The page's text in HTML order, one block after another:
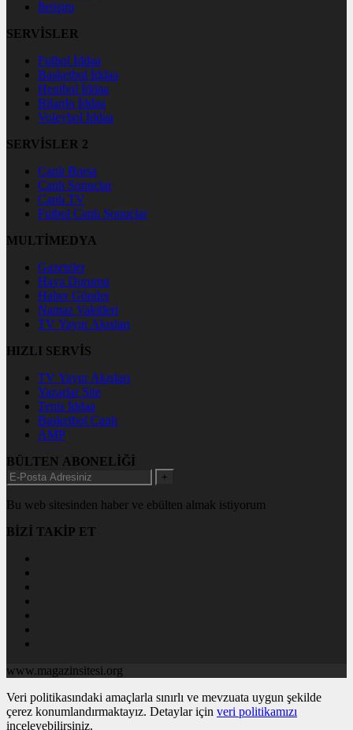
İletişim
SERVİSLER
Futbol İddaa
Basketbol İddaa
Hentbol İddaa
Bilardo İddaa
Voleybol İddaa
SERVİSLER 2
Canlı Borsa
Canlı Sonuçlar
Canlı TV
Futbol Canlı Sonuçlar
MULTİMEDYA
Gazeteler
Hava Durumu
Haber Gönder
Namaz Vakitleri
TV Yayın Akışları
HIZLI SERVİS
TV Yayın Akışları
Yazarlar Site
Tenis İddaa
Basketbol Canlı
AMP
BÜLTEN ABONELİĞİ
+
Bu web sitesinden haber ve ebülten almak istiyorum
BİZİ TAKİP ET
www.magazinsitesi.org
Veri politikasındaki amaçlarla sınırlı ve mevzuata uygun şekilde
çerez konumlandırmaktayız. Detaylar için veri politikamızı
inceleyebilirsiniz.